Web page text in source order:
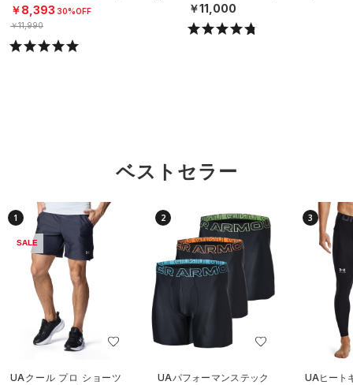
グ/MEN）
￥8,393 30%OFF
￥11,990
￥11,000
ベストセラー
1
SALE
UAクール プロ ショーツ
2
UAパフォーマンステック
3
UAヒート